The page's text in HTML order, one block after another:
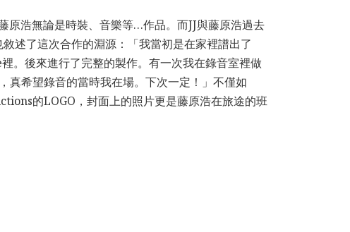
原浩無論是時裝、音樂等…作品。而JJ與藤原浩過去
述了這次合作的淵源：「我當初是在家裡譜出了
。後來進行了完整的製作。有一次我在錄音室裡做
真希望錄音的當時我在場。下次一定！」不僅如
的LOGO，封面上的照片更是藤原浩在旅途的班